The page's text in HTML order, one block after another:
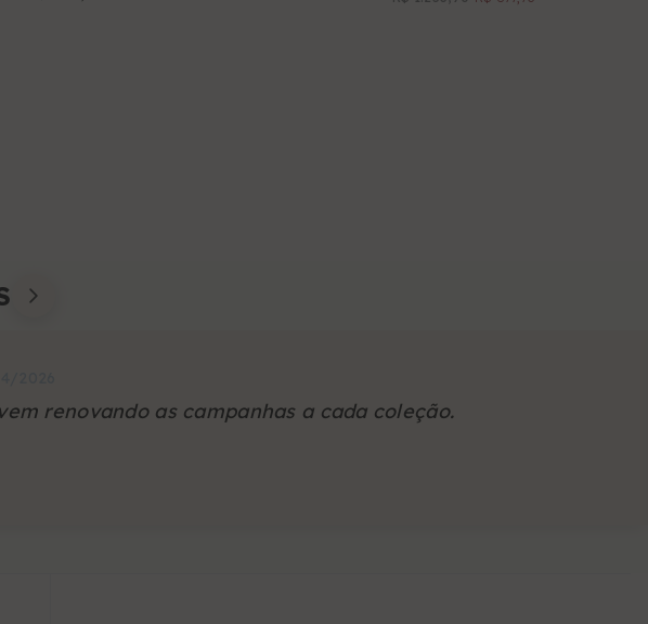
renovando as campanhas a cada coleção.